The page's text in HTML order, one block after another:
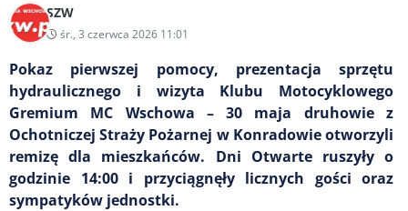
SZW
śr., 3 czerwca 2026 11:01
Pokaz pierwszej pomocy, prezentacja sprzętu
hydraulicznego i wizyta Klubu Motocyklowego
Gremium MC Wschowa – 30 maja druhowie z
Ochotniczej Straży Pożarnej w Konradowie otworzyli
remizę dla mieszkańców. Dni Otwarte ruszyły o
godzinie 14:00 i przyciągnęły licznych gości oraz
sympatyków jednostki.